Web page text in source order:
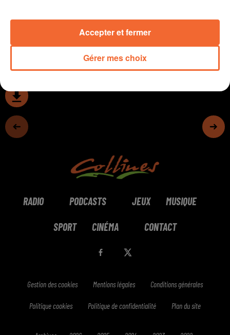
Fauteuil Rouge.
0:00 14 min 8 sec
RADIO PODCASTS JEUX MUSIQUE
SPORT CINÉMA CONTACT
Gestion des cookies Mentions légales Conditions générales
Politique cookies Politique de confidentialité Plan du site
Gérer mes choix
Accepter et fermer